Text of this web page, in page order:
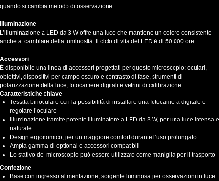
quando si cambia metodo di osservazione.
Illuminazione
L’illuminazione a LED da 3 W offre una luce che mantiene un colore consistente
anche al cambiare della luminosità. Il ciclo di vita dei LED è di 50.000 ore.
Accessori
È disponibile una linea di accessori progettati per questo microscopio: oculari,
obiettivi, dispositivi per campo oscuro e contrasto di fase, strumenti di
polarizzazione della luce, fotocamere digitali e vetrini di calibrazione.
Caratteristiche chiave
Testata binoculare con la possibilità di installare una fotocamera digitale e
regolare l’oculare
Illuminazione tramite potente illuminatore a LED da 3 W, per una luce intensa e
naturale
Design ergonomico, per un maggiore comfort durante l’uso prolungato
Ampia gamma di optional e accessori compatibili
Lo stativo del microscopio può essere utilizzato come maniglia per il trasporto
Confezione
Base con ingresso alimentazione, sorgente luminosa per osservazioni in luce